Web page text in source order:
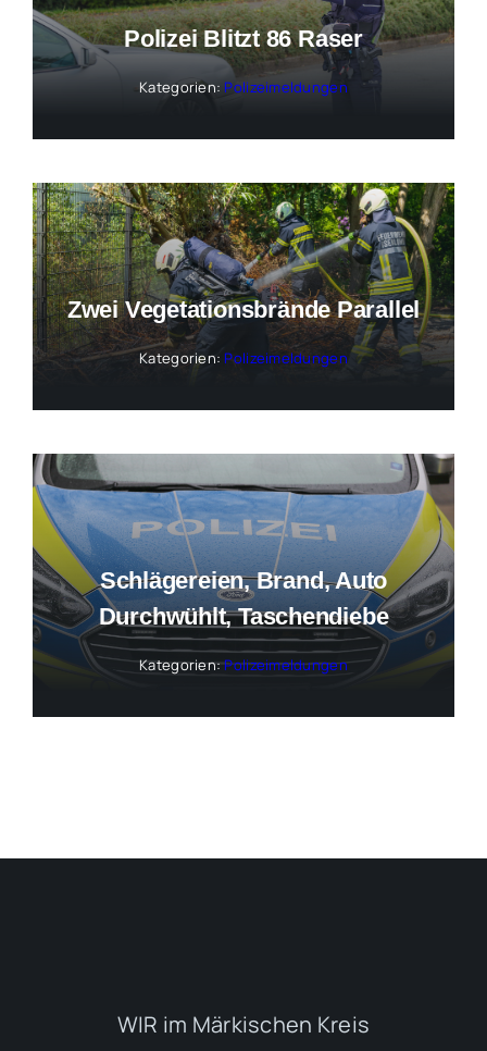
Polizei Blitzt 86 Raser
Kategorien: Polizeimeldungen
Zwei Vegetationsbrände Parallel
Kategorien: Polizeimeldungen
Schlägereien, Brand, Auto
Durchwühlt, Taschendiebe
Kategorien:Polizeimeldungen
WIR im Märkischen Kreis